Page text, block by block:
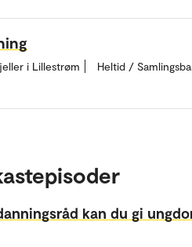
i Lillestrøm
Heltid /
kan du gi